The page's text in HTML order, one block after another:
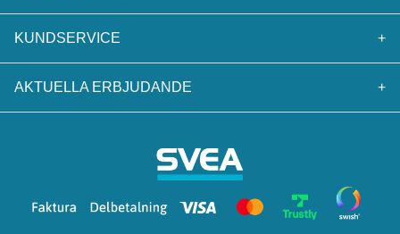
KUNDSERVICE +
AKTUELLA ERBJUDANDE +